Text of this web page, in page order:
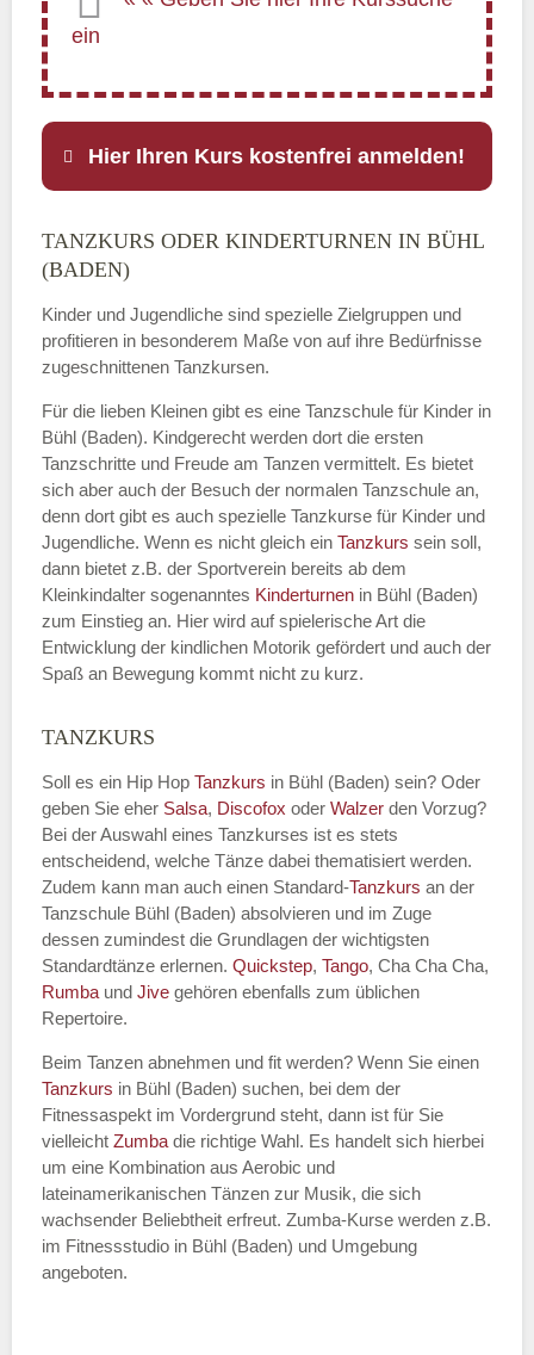
Hier Ihren Kurs kostenfrei anmelden!
E-Mail*
Name der Tanzschule
Kontakt E-Mail
Name des Tanzkurs*
Tanzart*
TANZKURS ODER KINDERTURNEN IN BÜHL
(BADEN)
Kinder und Jugendliche sind spezielle Zielgruppen und
profitieren in besonderem Maße von auf ihre Bedürfnisse
zugeschnittenen Tanzkursen.
Für die lieben Kleinen gibt es eine Tanzschule für Kinder in
Bühl (Baden). Kindgerecht werden dort die ersten
Tanzschritte und Freude am Tanzen vermittelt. Es bietet
sich aber auch der Besuch der normalen Tanzschule an,
denn dort gibt es auch spezielle Tanzkurse für Kinder und
Jugendliche. Wenn es nicht gleich ein Tanzkurs sein soll,
dann bietet z.B. der Sportverein bereits ab dem
Kleinkindalter sogenanntes Kinderturnen in Bühl (Baden)
zum Einstieg an. Hier wird auf spielerische Art die
Entwicklung der kindlichen Motorik gefördert und auch der
Spaß an Bewegung kommt nicht zu kurz.
TANZKURS
Soll es ein Hip Hop Tanzkurs in Bühl (Baden) sein? Oder
geben Sie eher Salsa, Discofox oder Walzer den Vorzug?
Bei der Auswahl eines Tanzkurses ist es stets
entscheidend, welche Tänze dabei thematisiert werden.
Zudem kann man auch einen Standard-Tanzkurs an der
Tanzschule Bühl (Baden) absolvieren und im Zuge
dessen zumindest die Grundlagen der wichtigsten
Standardtänze erlernen. Quickstep, Tango, Cha Cha Cha,
Rumba und Jive gehören ebenfalls zum üblichen
Repertoire.
Beim Tanzen abnehmen und fit werden? Wenn Sie einen
Tanzkurs in Bühl (Baden) suchen, bei dem der
Fitnessaspekt im Vordergrund steht, dann ist für Sie
vielleicht Zumba die richtige Wahl. Es handelt sich hierbei
um eine Kombination aus Aerobic und
lateinamerikanischen Tänzen zur Musik, die sich
wachsender Beliebtheit erfreut. Zumba-Kurse werden z.B.
im Fitnessstudio in Bühl (Baden) und Umgebung
angeboten.